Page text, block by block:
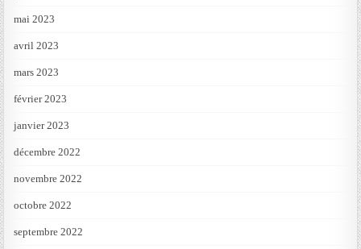
mai 2023
avril 2023
mars 2023
février 2023
janvier 2023
décembre 2022
novembre 2022
octobre 2022
septembre 2022